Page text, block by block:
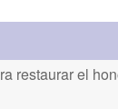
restaurar el